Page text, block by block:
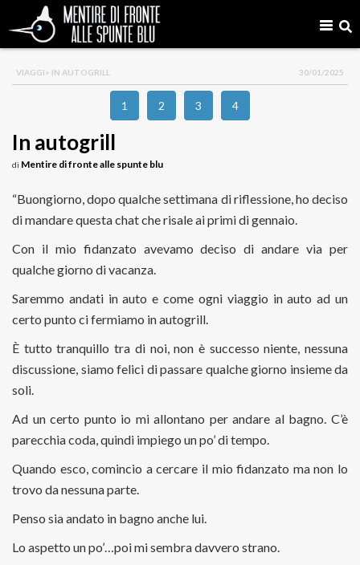
VIAGGI> IN AUTOGRILL 30/01/2025
1 2 3 4
In autogrill
di Mentire di fronte alle spunte blu
“Buongiorno, dopo qualche settimana di riflessione, ho deciso
di mandare questa chat che risale ai primi di gennaio.
Con il mio fidanzato avevamo deciso di andare via per
qualche giorno di vacanza.
Saremmo andati in auto e come ogni viaggio in auto ad un
certo punto ci fermiamo in autogrill.
È tutto tranquillo tra di noi, non è successo niente, nessuna
discussione, siamo felici di passare qualche giorno insieme da
soli.
Ad un certo punto io mi allontano per andare al bagno. C’è
parecchia coda, quindi impiego un po’ di tempo.
Quando esco, comincio a cercare il mio fidanzato ma non lo
trovo da nessuna parte.
Penso sia andato in bagno anche lui.
Lo aspetto un po’…poi mi sembra davvero strano.